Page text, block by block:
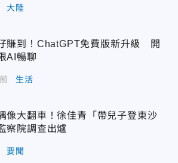
大陸
賺到！ChatGPT免費版新升級 開
AI暢聊
生活
像大翻車！徐佳青「帶兒子登東沙
察院調查出爐
要聞